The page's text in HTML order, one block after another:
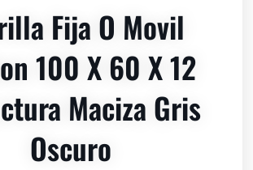
Fija O Movil
100 X 60 X 12
Maciza Gris
Oscuro